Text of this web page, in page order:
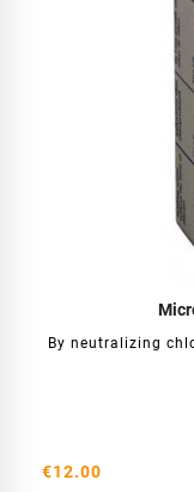
By neutralizing
€12.00